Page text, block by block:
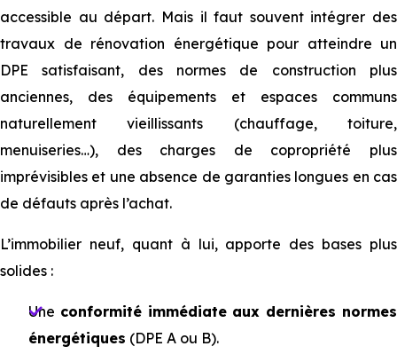
accessible au départ. Mais il faut souvent intégrer des
travaux de rénovation énergétique pour atteindre un
DPE satisfaisant, des normes de construction plus
anciennes, des équipements et espaces communs
naturellement vieillissants (chauffage, toiture,
menuiseries…), des charges de copropriété plus
imprévisibles et une absence de garanties longues en cas
de défauts après l’achat.
L’immobilier neuf, quant à lui, apporte des bases plus
solides :
Une conformité immédiate aux dernières normes
énergétiques (DPE A ou B).